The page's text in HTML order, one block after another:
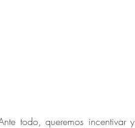
todo, queremos incentivar y